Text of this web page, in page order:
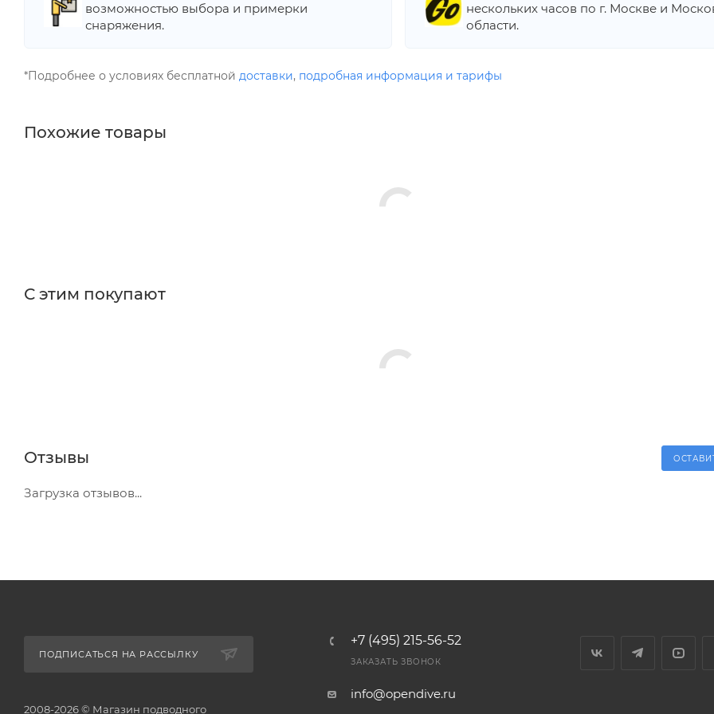
возможностью выбора и примерки
снаряжения.
нескольких часов по г. Москве и
области.
*Подробнее о условиях бесплатной доставки, подробная информация и тарифы
Похожие товары
С этим покупают
Отзывы
Загрузка отзывов...
ПОДПИСАТЬСЯ НА РАССЫЛКУ
2008-2026 © Магазин подводного
+7 (495) 215-56-52
ЗАКАЗАТЬ ЗВОНОК
info@opendive.ru